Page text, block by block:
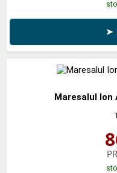
➤
Maresalul Ion